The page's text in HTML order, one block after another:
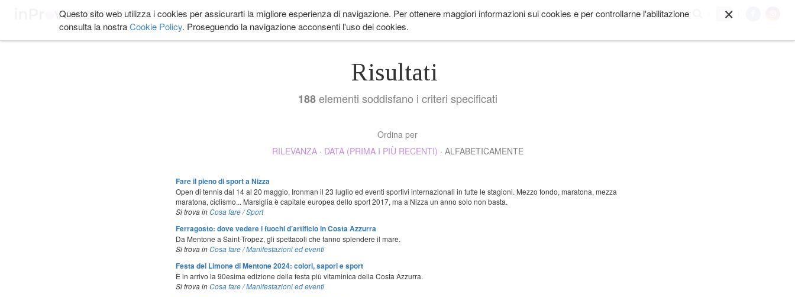
|
COSA FARE DOVE ANDARE LIFESTYLE COME IN PROVENZA CUCINA EVENTI CHI SIAMO ALTRO My
×
Questo sito web utilizza i cookies per assicurarti la migliore esperienza di navigazione. Per ottenere maggiori informazioni sui cookies e per controllarne l'abilitazione
consulta la nostraCookie Policy. Proseguendo la navigazione acconsenti l'uso dei cookies.
Risultati
188elementi soddisfano i criteri specificati
Ordina per
RILEVANZA · DATA (PRIMA I PIÙ RECENTI) · ALFABETICAMENTE
Fare il pieno di sport a Nizza
Open di tennis dal 14 al 20 maggio, Ironman il 23 luglio ed eventi sportivi internazionali in tutte le stagioni. Mezzo fondo, maratona, mezza
maratona, ciclismo... Marsiglia è capitale europea dello sport 2017, ma a Nizza un anno solo non basta.
Si trova inCosa fare/Sport
Ferragosto: dove vedere i fuochi d’artificio in Costa Azzurra
Da Mentone a Saint-Tropez, gli spettacoli che fanno splendere il mare.
Si trova inCosa fare/Manifestazioni ed eventi
Festa del Limone di Mentone 2024: colori, sapori e sport
È in arrivo la 90esima edizione della festa più vitaminica della Costa Azzurra.
Si trova inCosa fare/Manifestazioni ed eventi